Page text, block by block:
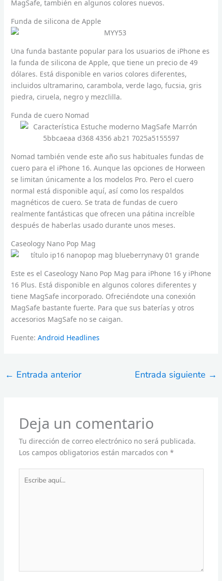
MagSafe, también en algunos colores nuevos.
Funda de silicona de Apple
Una funda bastante popular para los usuarios de iPhone es
la funda de silicona de Apple, que tiene un precio de 49
dólares. Está disponible en varios colores diferentes,
incluidos ultramarino, carambola, verde lago, fucsia, gris
piedra, ciruela, negro y mezclilla.
Funda de cuero Nomad
Nomad también vende este año sus habituales fundas de
cuero para el iPhone 16. Aunque las opciones de Horween
se limitan únicamente a los modelos Pro. Pero el cuero
normal está disponible aquí, así como los respaldos
magnéticos de cuero. Se trata de fundas de cuero
realmente fantásticas que ofrecen una pátina increíble
después de haberlas usado durante unos meses.
Caseology Nano Pop Mag
Este es el Caseology Nano Pop Mag para iPhone 16 y iPhone
16 Plus. Está disponible en algunos colores diferentes y
tiene MagSafe incorporado. Ofreciéndote una conexión
MagSafe bastante fuerte. Para que sus baterías y otros
accesorios MagSafe no se caigan.
Fuente: Android Headlines
← Entrada anterior Entrada siguiente →
Deja un comentario
Tu dirección de correo electrónico no será publicada.
Los campos obligatorios están marcados con *
aquí...